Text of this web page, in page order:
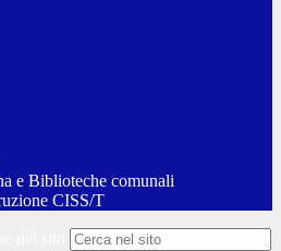
e Biblioteche comunali
CISS/T